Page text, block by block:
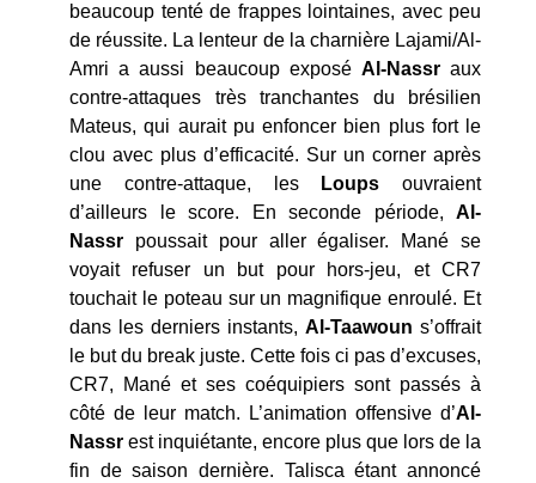
beaucoup tenté de frappes lointaines, avec peu
de réussite. La lenteur de la charnière Lajami/Al-
Amri a aussi beaucoup exposé Al-Nassraux
contre-attaques très tranchantes du brésilien
Mateus, qui aurait pu enfoncer bien plus fort le
clou avec plus d’efficacité. Sur un corner après
une contre-attaque, les
Loups ouvraient
d’ailleurs le score. En seconde période, Al-
Nassr poussait pour aller égaliser. Mané se
voyait refuser un but pour hors-jeu, et CR7
touchait le poteau sur un magnifique enroulé. Et
dans les derniers instants, Al-Taawoun s’offrait
le but du break juste. Cette fois ci pas d’excuses,
CR7, Mané et ses coéquipiers sont passés à
côté de leur match. L’animation offensive d’Al-
Nassr est inquiétante, encore plus que lors de la
fin de saison dernière. Talisca étant annoncé